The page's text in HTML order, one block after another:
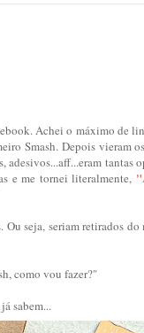
Achei o máximo de
Smash. Depois vieram
tantas
e me tornei literalmente,
seja, seriam retirados do
como vou fazer?"
sabem...